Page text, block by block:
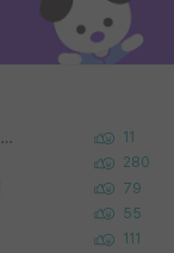
Korea University 수학, 컴퓨터과학 이학사, UC Berkeley 산업공학 대학원 공학박사가 되는 것은 쉽지 않겠죠? 11
280
79
55
111